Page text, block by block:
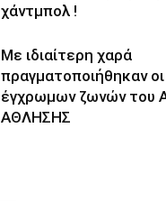
χάντμπολ !
Με ιδιαίτερη χαρά
πραγματοποιήθηκαν
έγχρωμων ζωνών του
ΑΘΛΗΣΗΣ